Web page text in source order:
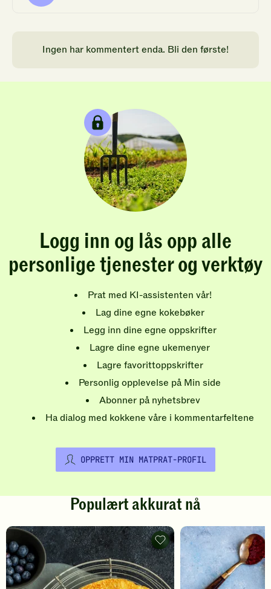
Ingen har kommentert enda. Bli den første!
Logg inn og lås opp alle
personlige tjenester og verktøy
Prat med KI-assistenten vår!
Lag dine egne kokebøker
Legg inn dine egne oppskrifter
Lagre dine egne ukemenyer
Lagre favorittoppskrifter
Personlig opplevelse på Min side
Abonner på nyhetsbrev
Ha dialog med kokkene våre i kommentarfeltene
OPPRETT MIN MATPRAT-PROFIL
Populært akkurat nå
Pannekaker
-
legg
til
favoritter